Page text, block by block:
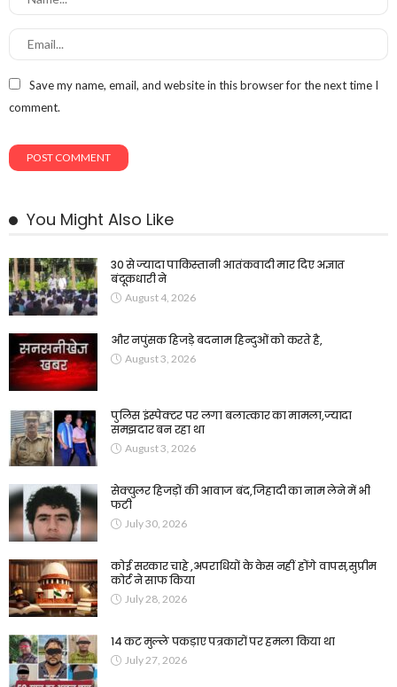
Save my name, email, and website in this browser for the next time I
comment.
You Might Also Like
30 से ज्यादा पाकिस्तानी आतंकवादी मार दिए अज्ञात
बंदूकधारी ने
August 4, 2026
और नपुंसक हिजड़े बदनाम हिन्दुओं को करते है,
August 3, 2026
पुलिस इंस्पेक्टर पर लगा बलात्कार का मामला,ज्यादा
समझदार बन रहा था
August 3, 2026
सेक्युलर हिजड़ों की आवाज बंद,जिहादी का नाम लेने में भी
फटी
July 30, 2026
कोई सरकार चाहे ,अपराधियों के केस नहीं होंगे वापस,सुप्रीम
कोर्ट ने साफ किया
July 28, 2026
14 कट मुल्ले पकड़ाए पत्रकारों पर हमला किया था
July 27, 2026